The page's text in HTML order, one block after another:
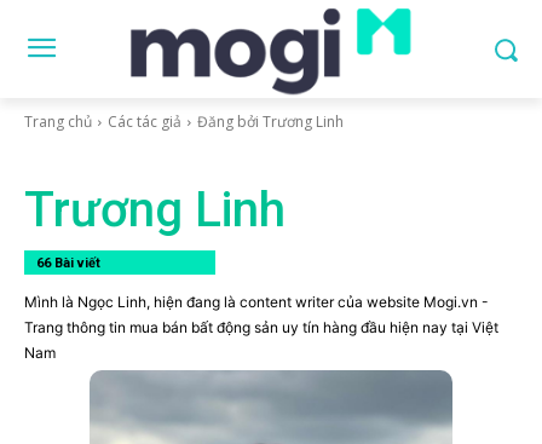
Trang chủ Các tác giả Đăng bởi Trương Linh
Trương Linh
66 Bài viết
Mình là Ngọc Linh, hiện đang là content writer của website Mogi.vn -
Trang thông tin mua bán bất động sản uy tín hàng đầu hiện nay tại Việt
Nam